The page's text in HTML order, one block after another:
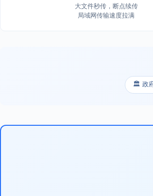
大文件秒传，断点续传
局域网传输速度拉满
🏛️ 政